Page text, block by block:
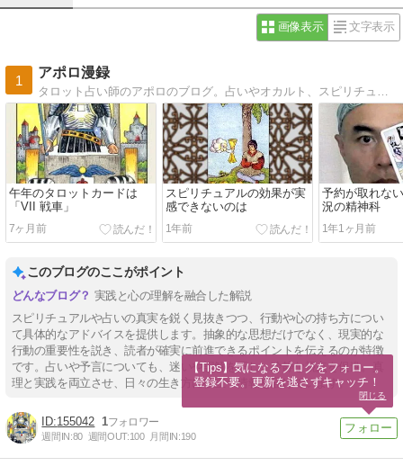
画像表示 文字表示
1
アポロ漫録
午年のタロットカードは
「VII 戦車」
7ヶ月前
スピリチュアルの効果が実
感できないのは
1年前
予約が取れな
況の精神科
1年1ヶ月前
このブログのここがポイント
実践と心の理解を融合した解説
スピリチュアルや占いの真実を鋭く見抜きつつ、行動や心の持ち方につい
て具体的なアドバイスを提供します。抽象的な思想だけでなく、現実的な
行動の重要性を説き、読者が確実に前進できるポイントを伝えるのが特徴
です。占いや予言についても、迷いや誤解を正し、冷静な視点を促進。真
理と実践を両立させ、日々の生き方に役立つ情報を届けています。
155042 1
週間IN:80 週間OUT:100 月間IN:190
【Tips】気になるブログをフォロー。
登録不要。更新を逃さずキャッチ！
閉じる